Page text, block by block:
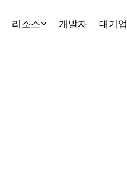
리소스 개발자 대기업